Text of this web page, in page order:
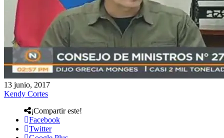
13 junio, 2017
Kendy Cortes
¡Compartir este!
Facebook
Twitter